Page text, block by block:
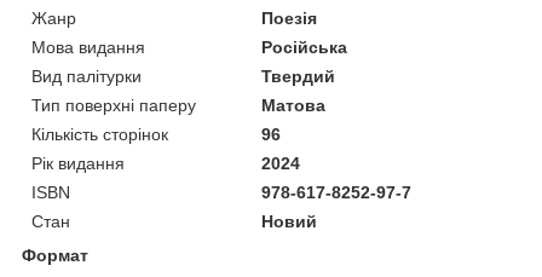
Жанр
Поезія
Мова видання
Російська
Вид палітурки
Твердий
Тип поверхні паперу
Матова
Кількість сторінок
96
Рік видання
2024
ISBN
978-617-8252-97-7
Стан
Новий
Формат